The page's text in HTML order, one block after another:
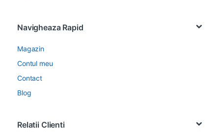
Navigheaza Rapid
Magazin
Contul meu
Contact
Blog
Relatii Clienti